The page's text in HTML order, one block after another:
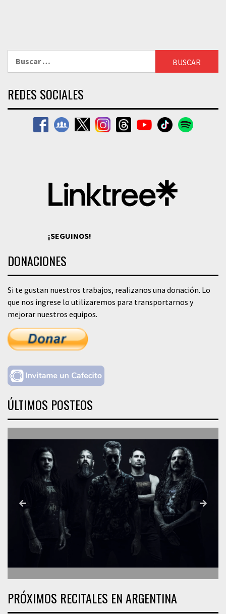
REDES SOCIALES
¡SEGUINOS!
DONACIONES
Si te gustan nuestros trabajos, realizanos una donación. Lo
que nos ingrese lo utilizaremos para transportarnos y
mejorar nuestros equipos.
ÚLTIMOS POSTEOS
PRÓXIMOS RECITALES EN ARGENTINA